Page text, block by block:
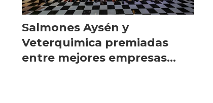
Salmones Aysén y
Veterquimica premiadas
entre mejores empresas